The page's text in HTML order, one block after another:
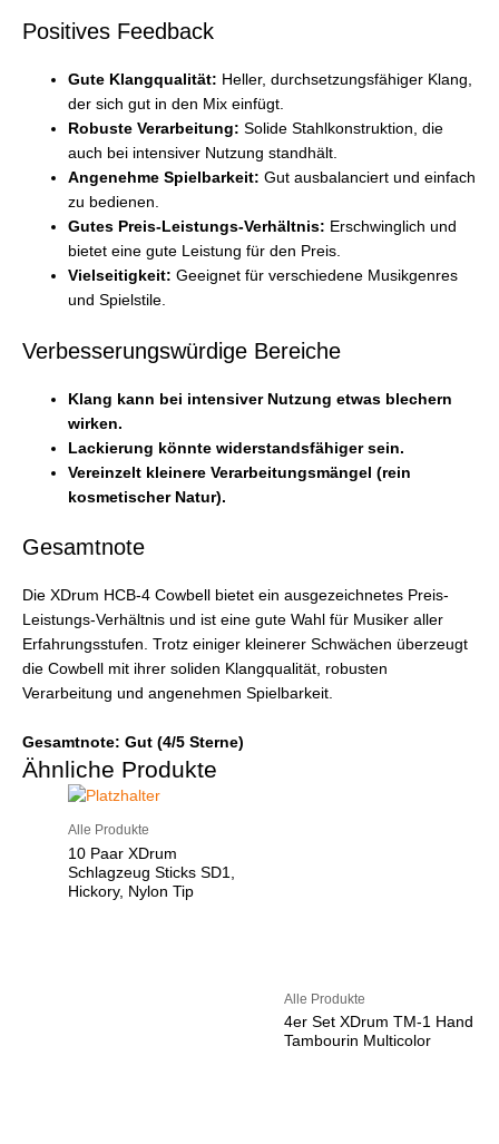
Positives Feedback
Gute Klangqualität: Heller, durchsetzungsfähiger Klang,
der sich gut in den Mix einfügt.
Robuste Verarbeitung: Solide Stahlkonstruktion, die
auch bei intensiver Nutzung standhält.
Angenehme Spielbarkeit: Gut ausbalanciert und einfach
zu bedienen.
Gutes Preis-Leistungs-Verhältnis: Erschwinglich und
bietet eine gute Leistung für den Preis.
Vielseitigkeit: Geeignet für verschiedene Musikgenres
und Spielstile.
Verbesserungswürdige Bereiche
Klang kann bei intensiver Nutzung etwas blechern
wirken.
Lackierung könnte widerstandsfähiger sein.
Vereinzelt kleinere Verarbeitungsmängel (rein
kosmetischer Natur).
Gesamtnote
Die XDrum HCB-4 Cowbell bietet ein ausgezeichnetes Preis-
Leistungs-Verhältnis und ist eine gute Wahl für Musiker aller
Erfahrungsstufen. Trotz einiger kleinerer Schwächen überzeugt
die Cowbell mit ihrer soliden Klangqualität, robusten
Verarbeitung und angenehmen Spielbarkeit.
Gesamtnote: Gut (4/5 Sterne)
Ähnliche Produkte
Alle Produkte
10 Paar XDrum
Schlagzeug Sticks SD1,
Hickory, Nylon Tip
Alle Produkte
4er Set XDrum TM-1 Hand
Tambourin Multicolor